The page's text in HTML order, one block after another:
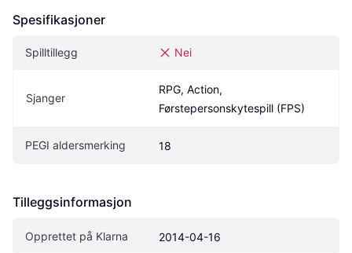
Spesifikasjoner
Spilltillegg Nei
Sjanger
RPG, Action,
Førstepersonskytespill (FPS)
PEGI aldersmerking 18
Tilleggsinformasjon
Opprettet på Klarna 2014-04-16